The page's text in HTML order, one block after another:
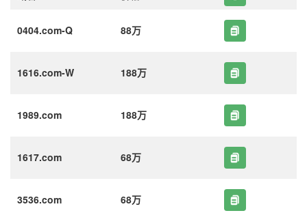
0404.com-Q 88万
1616.com-W 188万
1989.com 188万
1617.com 68万
3536.com 68万